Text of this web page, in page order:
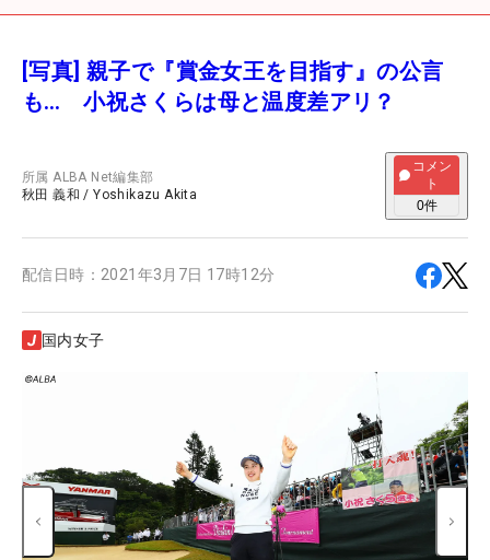
[写真] 親子で『賞金女王を目指す』の公言
も… 小祝さくらは母と温度差アリ？
所属ALBA Net編集部
秋田 義和 /Yoshikazu Akita
コメン
ト
0件
配信日時： 2021年3月7日 17時12分
国内女子